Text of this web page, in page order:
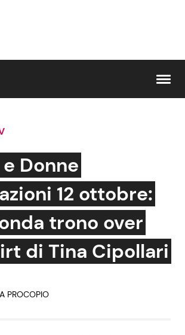
Gossip e TV
Bellezze VIP
Coppie VIP
Donne
12 ottobre:
trono over
di Tina Cipollari
PROCOPIO